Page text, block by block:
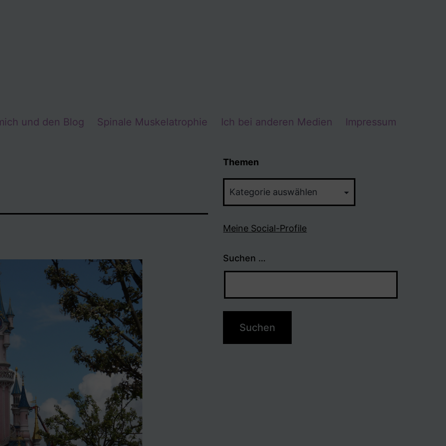
und den Blog Spinale Muskelatrophie Ich bei anderen Medien Impressum
Themen
Meine Social-Profile
Suchen …